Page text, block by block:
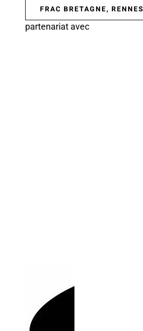
FRAC BRETAGNE, RENNES
partenariat avec